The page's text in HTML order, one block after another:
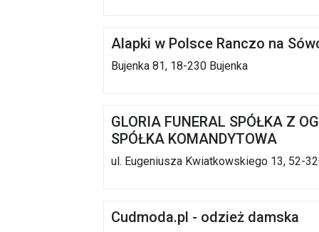
Alapki w Polsce Ranczo na
Bujenka 81, 18-230 Bujenka
GLORIA FUNERAL SPÓŁKA Z
SPÓŁKA KOMANDYTOWA
ul. Eugeniusza Kwiatkowskiego 13, 52-
Cudmoda.pl - odzież damska